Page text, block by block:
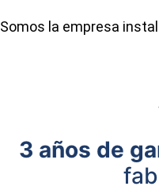
Somos la empresa
3 años de